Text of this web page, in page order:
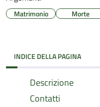
Matrimonio Morte
INDICE DELLA PAGINA
Descrizione
Contatti